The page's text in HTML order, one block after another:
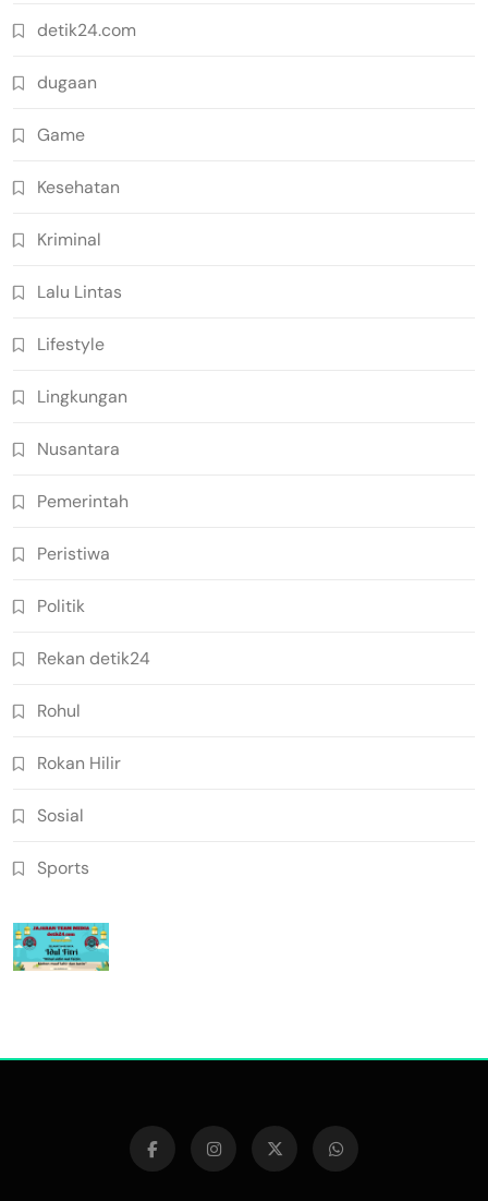
detik24.com
dugaan
Game
Kesehatan
Kriminal
Lalu Lintas
Lifestyle
Lingkungan
Nusantara
Pemerintah
Peristiwa
Politik
Rekan detik24
Rohul
Rokan Hilir
Sosial
Sports